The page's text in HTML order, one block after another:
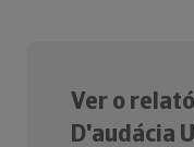
Ver o
D'audácia